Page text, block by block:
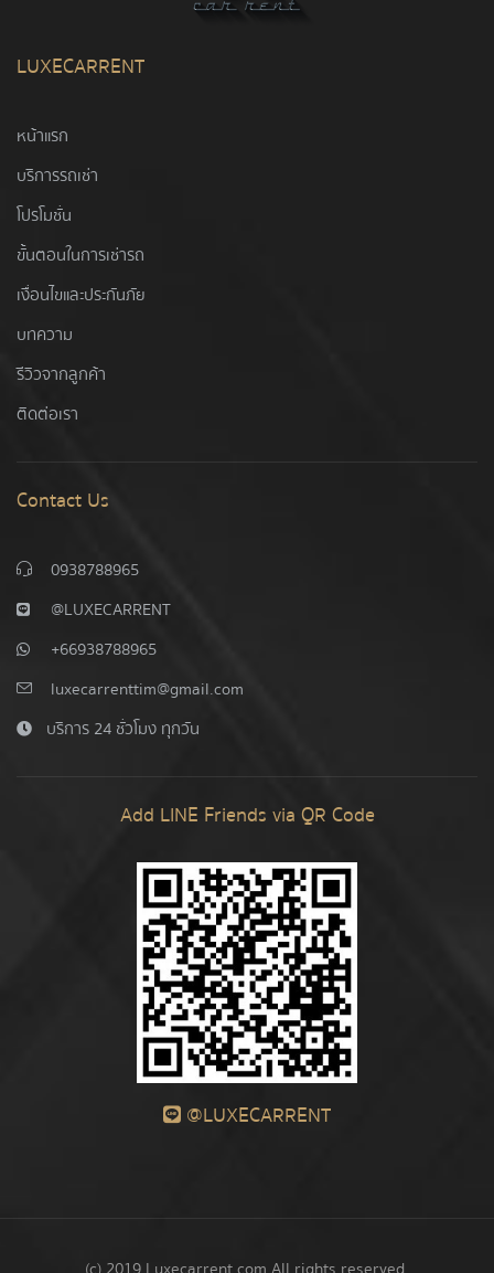
LUXECARRENT
หน้าแรก
บริการรถเช่า
โปรโมชั่น
ขั้นตอนในการเช่ารถ
เงื่อนไขและประกันภัย
บทความ
รีวิวจากลูกค้า
ติดต่อเรา
Contact Us
0938788965
@LUXECARRENT
+66938788965
luxecarrenttim@gmail.com
บริการ 24 ชั่วโมง ทุกวัน
Add LINE Friends via QR Code
@LUXECARRENT